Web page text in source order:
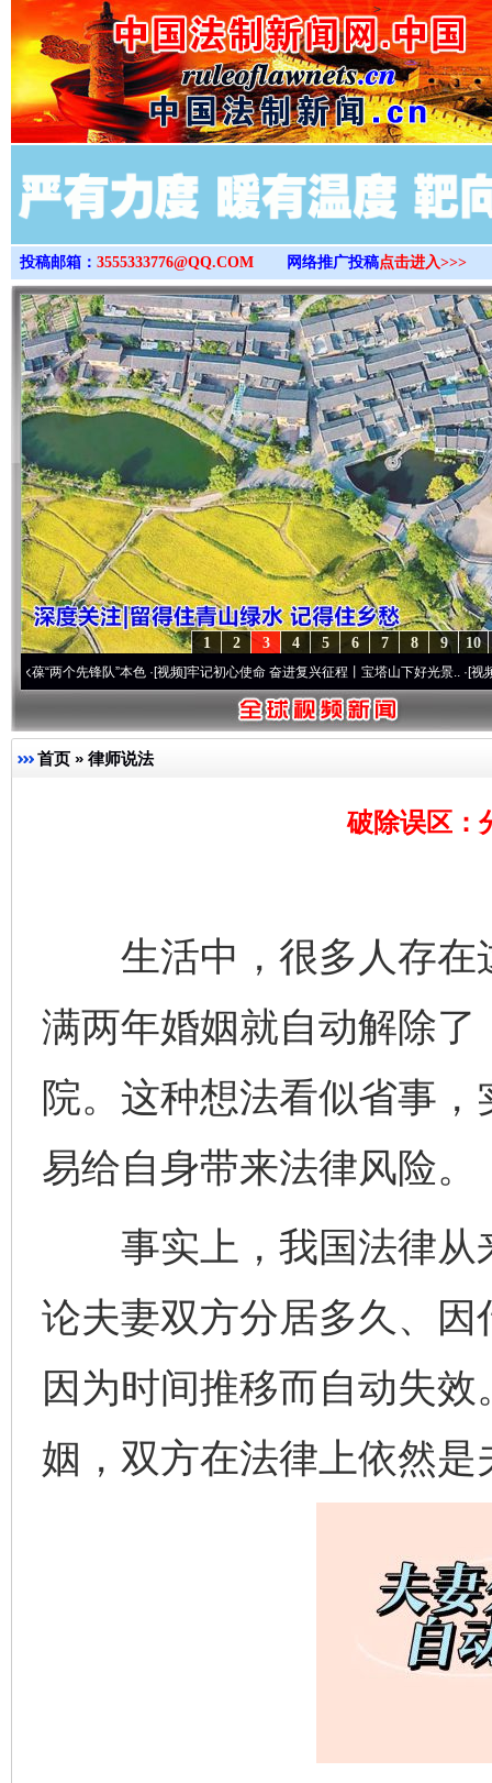
>
投稿邮箱： 3555333776@QQ.COM 网络推广投稿点击进入>>>
10
9
8
7
6
5
4
3
2
1
先锋队”本色·[视频]牢记初心使命 奋进复兴征程丨宝塔山下好光景..·[视频]因党而
首页 » 律师说法
破除误区：
生活中，很多人存在
满两年婚姻就自动解除
院。这种想法看似省事
易给自身带来法律风险。
事实上，我国法律从
论夫妻双方分居多久、
因为时间推移而自动失
姻，双方在法律上依然是